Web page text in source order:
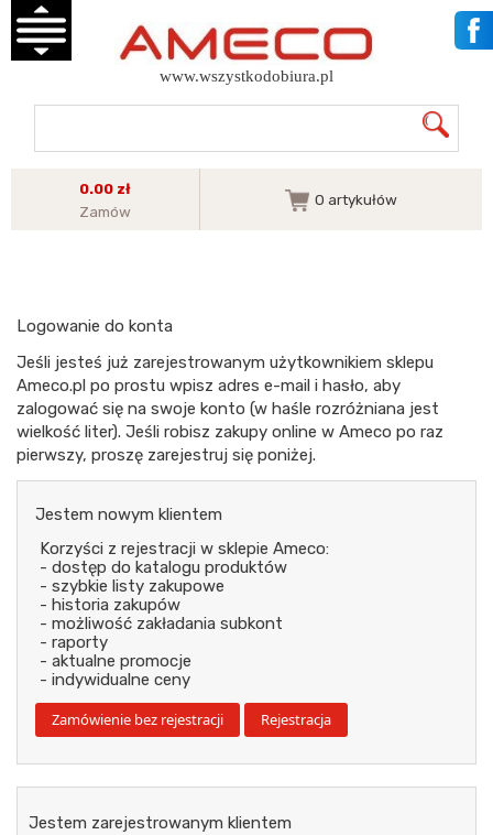
www.wszystkodobiura.pl
0.00 zł
Zamów
0 artykułów
Logowanie do konta
Jeśli jesteś już zarejestrowanym użytkownikiem sklepu
Ameco.pl po prostu wpisz adres e-mail i hasło, aby
zalogować się na swoje konto (w haśle rozróżniana jest
wielkość liter). Jeśli robisz zakupy online w Ameco po raz
pierwszy, proszę zarejestruj się poniżej.
Jestem nowym klientem
Korzyści z rejestracji w sklepie Ameco:
- dostęp do katalogu produktów
- szybkie listy zakupowe
- historia zakupów
- możliwość zakładania subkont
- raporty
- aktualne promocje
- indywidualne ceny
Jestem zarejestrowanym klientem